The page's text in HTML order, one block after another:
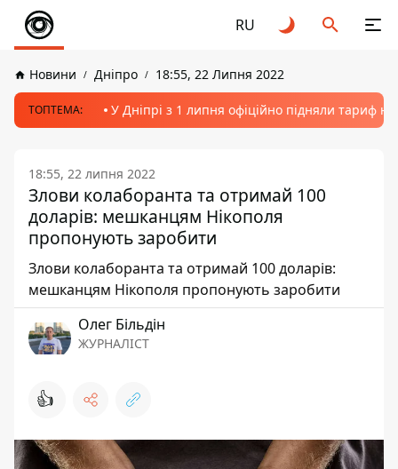
RU
Новини Дніпро 18:55, 22 Липня 2022
ТОПТЕМА: У Дніпрі з 1 липня офіційно підняли тариф
18:55, 22 липня 2022
Злови колаборанта та отримай 100
доларів: мешканцям Нікополя
пропонують заробити
Злови колаборанта та отримай 100 доларів:
мешканцям Нікополя пропонують заробити
Олег Більдін
ЖУРНАЛІСТ
👍